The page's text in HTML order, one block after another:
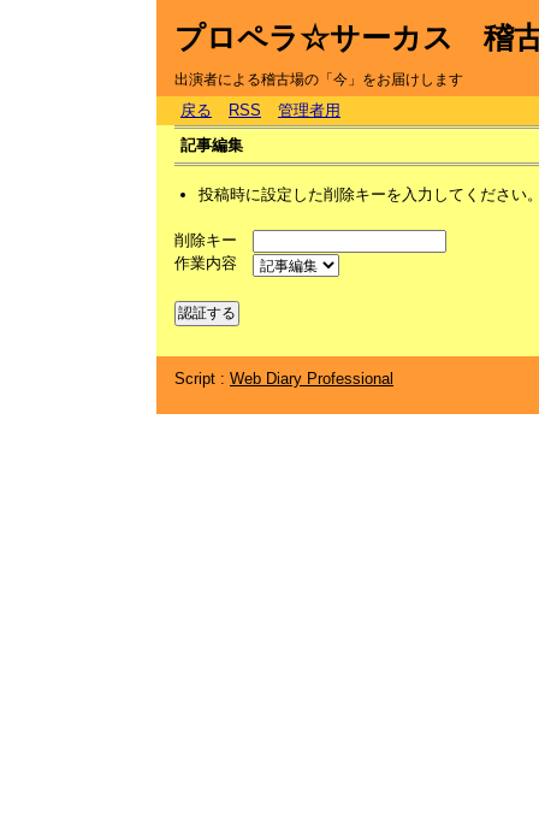
プロペラ☆サーカス 稽
出演者による稽古場の「今」をお届けします
戻る RSS
管理者用
記事編集
投稿時に設定した削除キーを入力してください
削除キー
作業内容
Script : Web Diary Professional